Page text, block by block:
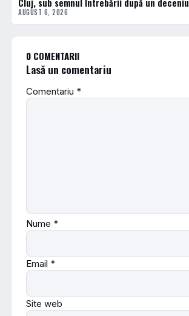
AUGUST 6, 2026
0 COMENTARII
Lasă un comentariu
Comentariu *
Nume *
Email *
Site web